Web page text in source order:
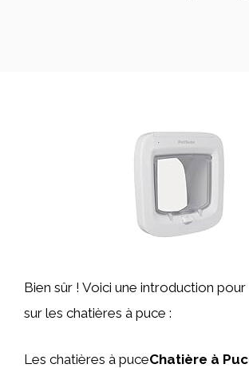
Bien sûr ! Voici une introduction
sur les chatières à puce :
Les chatières à puceChatière à